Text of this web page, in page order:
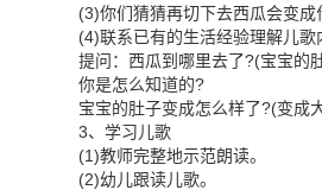
(3)你们猜猜再切下去西瓜会变成
(4)联系已有的生活经验理解儿歌
提问：西瓜到哪里去了?(宝宝的
你是怎么知道的?
宝宝的肚子变成怎么样了?(变成
3、学习儿歌
(1)教师完整地示范朗读。
(2)幼儿跟读儿歌。